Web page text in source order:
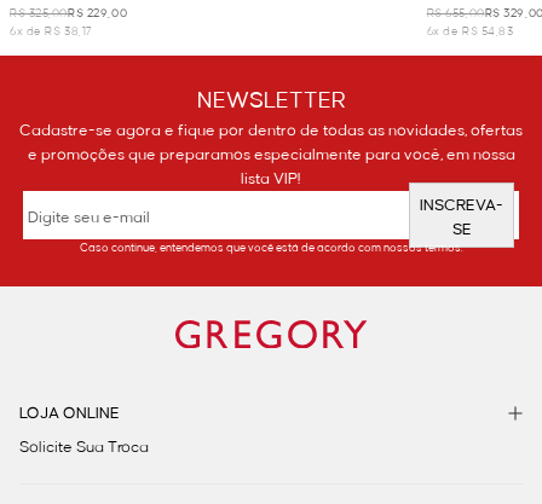
R$ 325,00R$ 229,00
6x de R$ 38,17
R$ 655,00R$
6x de R$ 54,83
NEWSLETTER
Cadastre-se agora e fique por dentro de todas as novidades, ofertas
e promoções que preparamos especialmente para você, em nossa
lista VIP!
INSCREVA-
SE
Caso continue, entendemos que você está de acordo com nossos termos.
LOJA ONLINE
Solicite Sua Troca